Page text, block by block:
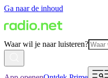
Ga naar de inhoud
Waar wil je naar luisteren?